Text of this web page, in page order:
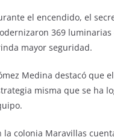
el encendido, el
369
mayor seguridad.
Medina destacó que
misma que se ha
la colonia Maravillas